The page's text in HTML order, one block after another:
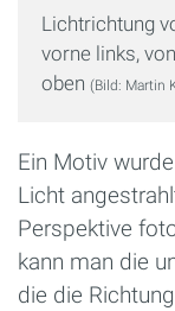
Lichtrichtung
vorne links,
oben (Bild: Martin
Ein Motiv
Licht
Perspektive
kann man die
die die